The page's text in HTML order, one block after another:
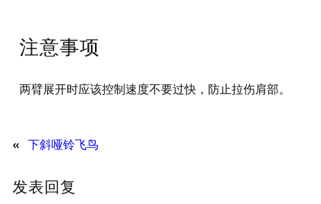
注意事项
两臂展开时应该控制速度不要过快，防止拉伤肩部。
« 下斜哑铃飞鸟
发表回复